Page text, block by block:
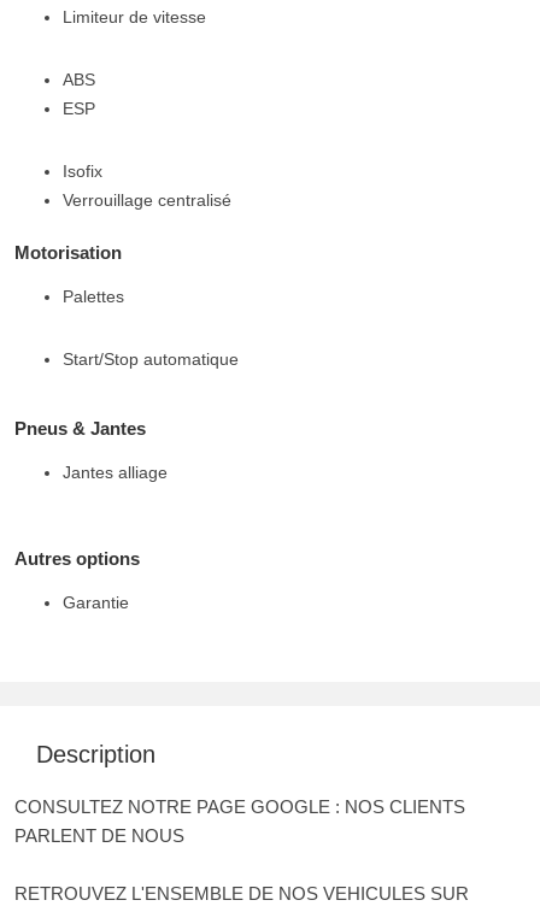
Limiteur de vitesse
ABS
ESP
Isofix
Verrouillage centralisé
Motorisation
Palettes
Start/Stop automatique
Pneus & Jantes
Jantes alliage
Autres options
Garantie
Description
CONSULTEZ NOTRE PAGE GOOGLE : NOS CLIENTS
PARLENT DE NOUS
RETROUVEZ L'ENSEMBLE DE NOS VEHICULES SUR